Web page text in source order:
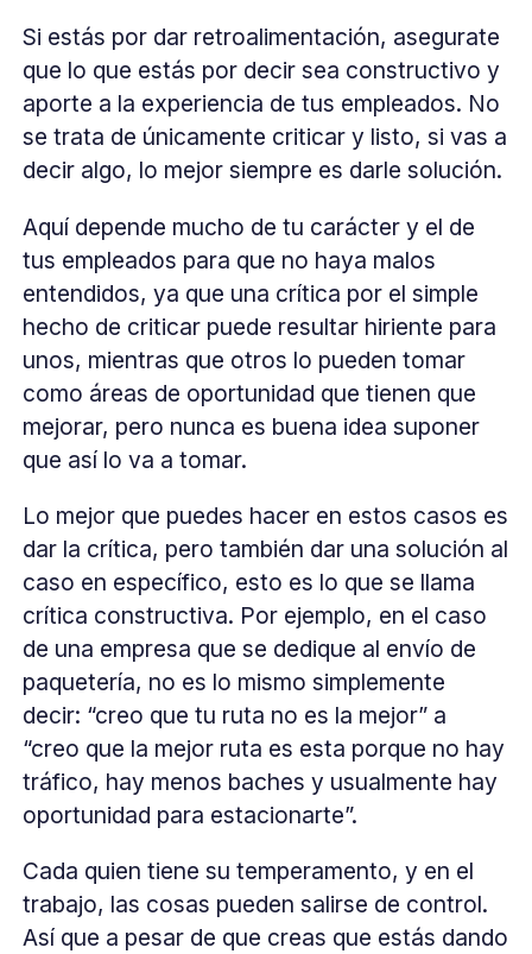
Si estás por dar retroalimentación, asegurate
que lo que estás por decir sea constructivo y
aporte a la experiencia de tus empleados. No
se trata de únicamente criticar y listo, si vas a
decir algo, lo mejor siempre es darle solución.
Aquí depende mucho de tu carácter y el de
tus empleados para que no haya malos
entendidos, ya que una crítica por el simple
hecho de criticar puede resultar hiriente para
unos, mientras que otros lo pueden tomar
como áreas de oportunidad que tienen que
mejorar, pero nunca es buena idea suponer
que así lo va a tomar.
Lo mejor que puedes hacer en estos casos es
dar la crítica, pero también dar una solución al
caso en específico, esto es lo que se llama
crítica constructiva. Por ejemplo, en el caso
de una empresa que se dedique al envío de
paquetería, no es lo mismo simplemente
decir: “creo que tu ruta no es la mejor” a
“creo que la mejor ruta es esta porque no hay
tráfico, hay menos baches y usualmente hay
oportunidad para estacionarte”.
Cada quien tiene su temperamento, y en el
trabajo, las cosas pueden salirse de control.
Así que a pesar de que creas que estás dando